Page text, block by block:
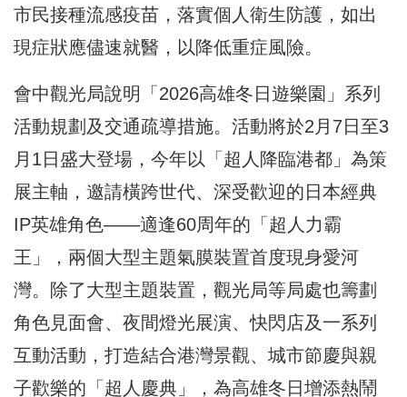
市民接種流感疫苗，落實個人衛生防護，如出
現症狀應儘速就醫，以降低重症風險。
會中觀光局說明「2026高雄冬日遊樂園」系列
活動規劃及交通疏導措施。活動將於2月7日至3
月1日盛大登場，今年以「超人降臨港都」為策
展主軸，邀請橫跨世代、深受歡迎的日本經典
IP英雄角色——適逢60周年的「超人力霸
王」，兩個大型主題氣膜裝置首度現身愛河
灣。除了大型主題裝置，觀光局等局處也籌劃
角色見面會、夜間燈光展演、快閃店及一系列
互動活動，打造結合港灣景觀、城市節慶與親
子歡樂的「超人慶典」，為高雄冬日增添熱鬧